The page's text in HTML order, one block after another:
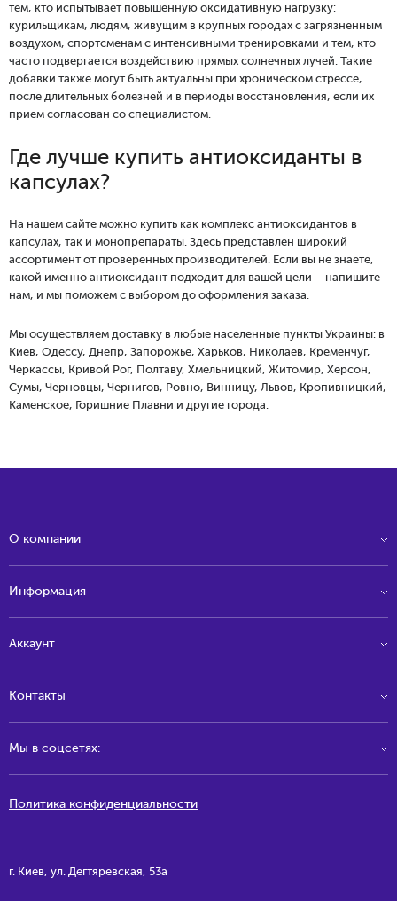
тем, кто испытывает повышенную оксидативную нагрузку:
курильщикам, людям, живущим в крупных городах с загрязненным
воздухом, спортсменам с интенсивными тренировками и тем, кто
часто подвергается воздействию прямых солнечных лучей. Такие
добавки также могут быть актуальны при хроническом стрессе,
после длительных болезней и в периоды восстановления, если их
прием согласован со специалистом.
Где лучше купить антиоксиданты в
капсулах?
На нашем сайте можно купить как комплекс антиоксидантов в
капсулах, так и монопрепараты. Здесь представлен широкий
ассортимент от проверенных производителей. Если вы не знаете,
какой именно антиоксидант подходит для вашей цели – напишите
нам, и мы поможем с выбором до оформления заказа.
Мы осуществляем доставку в любые населенные пункты Украины: в
Киев, Одессу, Днепр, Запорожье, Харьков, Николаев, Кременчуг,
Черкассы, Кривой Рог, Полтаву, Хмельницкий, Житомир, Херсон,
Сумы, Черновцы, Чернигов, Ровно, Винницу, Львов, Кропивницкий,
Каменское, Горишние Плавни и другие города.
О компании
Информация
Аккаунт
Контакты
Мы в соцсетях:
Политика конфиденциальности
г. Киев, ул. Дегтяревская, 53а